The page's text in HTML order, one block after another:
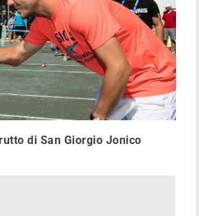
di San Giorgio Jonico